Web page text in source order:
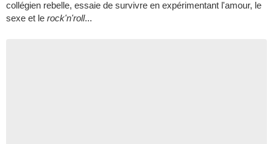
collégien rebelle, essaie de survivre en expérimentant l'amour, le
sexe et le rock'n'roll...